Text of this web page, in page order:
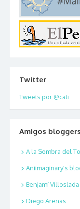
Twitter
Tweets por @cati
Amigos bloggers
A la Sombra del
Aniimaginary's
Benjamí Villoslada
Diego Arenas